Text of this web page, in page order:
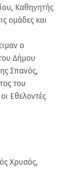
Καθηγητής
ομάδες και
ο
Δήμου
Σπανός,
του
Εθελοντές
Χρυσός,